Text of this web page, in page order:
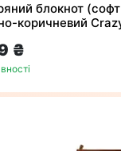
блокнот
коричневий
₴